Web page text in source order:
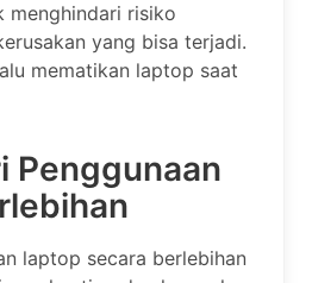
menghindari risiko
yang bisa terjadi.
mematikan laptop saat
Penggunaan
laptop secara berlebihan